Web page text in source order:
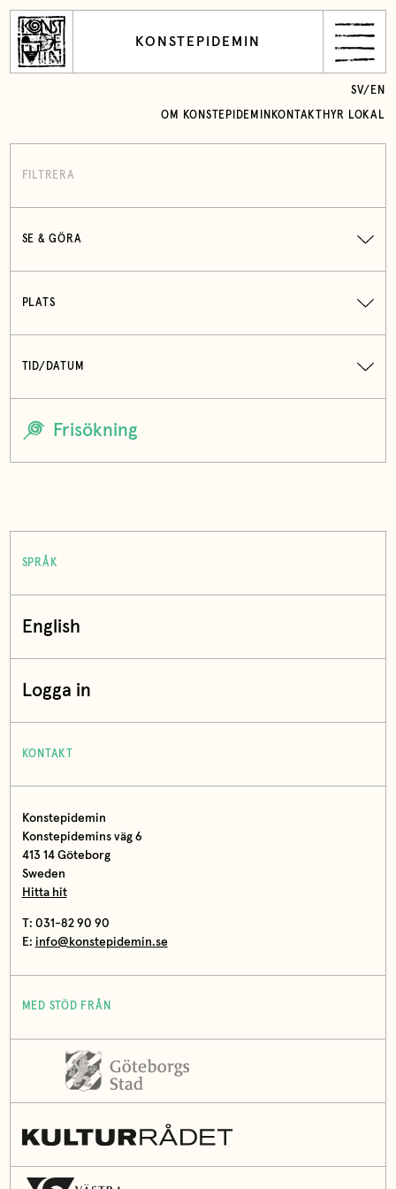
KONSTEPIDEMIN
OM KONSTEPIDEMIN KONTAKT HYR LOKAL
SV/ EN
FILTRERA
SE & GÖRA
PLATS
TID/DATUM
SPRÅK
English
Logga in
KONTAKT
Konstepidemin
Konstepidemins väg 6
413 14 Göteborg
Sweden
Hitta hit
T: 031-82 90 90
E: info@konstepidemin.se
MED STÖD FRÅN